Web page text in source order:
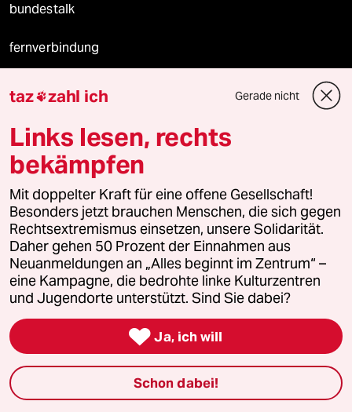
bundestalk
fernverbindung
Mauerecho
Freie Rede
reingehen
Newsletter
team zukunft
taz frisch
taz zahl ich
taz zahl ich Gerade nicht
Links lesen, rechts
bekämpfen
Mit doppelter Kraft für eine offene Gesellschaft!
Besonders jetzt brauchen Menschen, die sich gegen
Rechtsextremismus einsetzen, unsere Solidarität.
Daher gehen 50 Prozent der Einnahmen aus
Neuanmeldungen an „Alles beginnt im Zentrum“ –
eine Kampagne, die bedrohte linke Kulturzentren
und Jugendorte unterstützt. Sind Sie dabei?
 Ja, ich will
Schon dabei!